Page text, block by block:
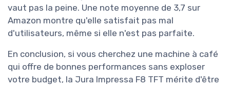
vaut pas la peine. Une note moyenne de 3,7 sur
Amazon montre qu'elle satisfait pas mal
d'utilisateurs, même si elle n'est pas parfaite.
En conclusion, si vous cherchez une machine à café
qui offre de bonnes performances sans exploser
votre budget, la Jura Impressa F8 TFT mérite d'être